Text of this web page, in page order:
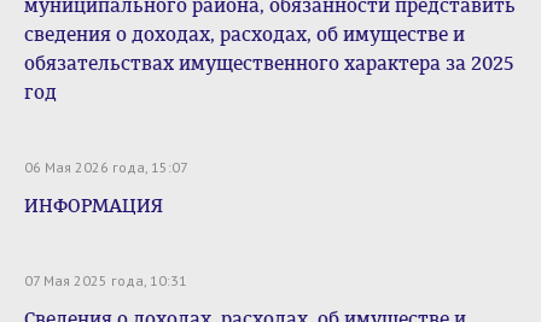
муниципального района, обязанности представить
сведения о доходах, расходах, об имуществе и
обязательствах имущественного характера за 2025
год
06 Мая 2026 года, 15:07
ИНФОРМАЦИЯ
07 Мая 2025 года, 10:31